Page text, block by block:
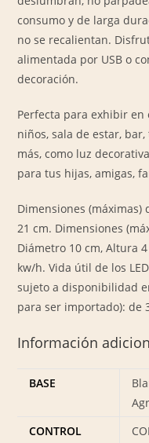
consumo y de larga
no se recalientan.
alimentada por USB o
decoración.
Perfecta para exhibir
niños, sala de estar,
más, como luz
para tus hijas, amigas,
Dimensiones (máximas)
21 cm. Dimensiones
Diámetro 10 cm, Altura
kw/h. Vida útil de los
sujeto a disponibilidad
para ser importado): de
Información
BASE
CONTROL